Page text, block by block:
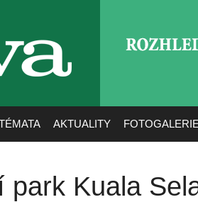
AKTUALITY
park Kuala